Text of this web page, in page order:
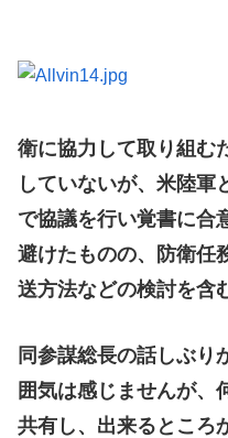
衛に協力して取り組む
していないが、米陸軍
で協議を行い覚書に合
避けたものの、防衛任
送方法などの検討を含
同参謀総長の話しぶり
囲気は感じませんが、
共有し、出来るところ